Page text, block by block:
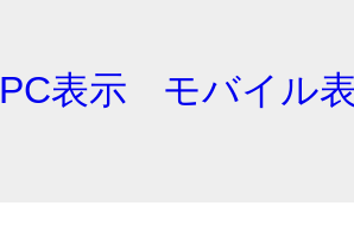
PC表示 モバイル